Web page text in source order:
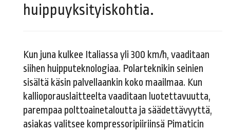
huippuyksityiskohtia.​​​​​
Kun juna kulkee Italiassa yli 300 km/h, vaaditaan
siihen huipputeknologiaa. Polarteknikin seinien
sisältä käsin palvellaankin koko maailmaa. Kun
kallioporauslaitteelta vaaditaan luotettavuutta,
parempaa polttoainetaloutta ja säädettävyyttä,
asiakas valitsee kompressoripiiriinsä Pimaticin